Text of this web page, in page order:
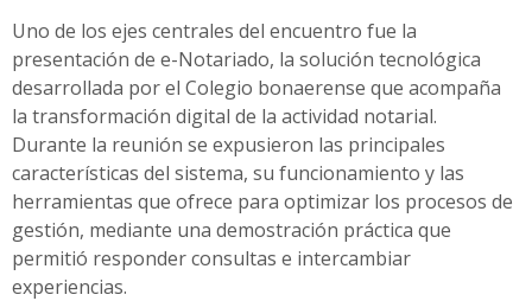
Uno de los ejes centrales del encuentro fue la
presentación de e-Notariado, la solución tecnológica
desarrollada por el Colegio bonaerense que acompaña
la transformación digital de la actividad notarial.
Durante la reunión se expusieron las principales
características del sistema, su funcionamiento y las
herramientas que ofrece para optimizar los procesos de
gestión, mediante una demostración práctica que
permitió responder consultas e intercambiar
experiencias.